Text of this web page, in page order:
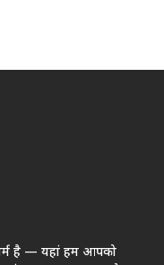
है — यहां हम आपको